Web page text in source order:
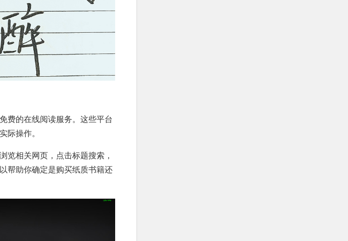
费的在线阅读服务。这些平台
际操作。
览相关网页，点击标题搜索，
帮助你确定是购买纸质书籍还